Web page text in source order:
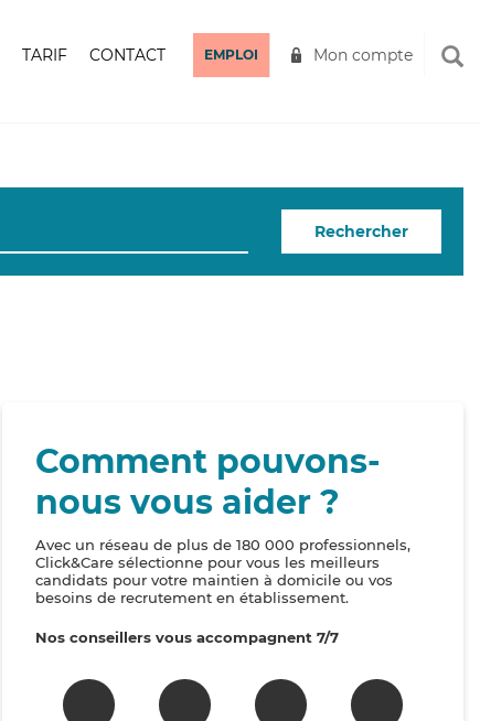
TARIF CONTACT EMPLOI Mon compte
Rechercher
Comment pouvons-
nous vous aider ?
Avec un réseau de plus de 180 000 professionnels,
Click&Care sélectionne pour vous les meilleurs
candidats pour votre maintien à domicile ou vos
besoins de recrutement en établissement.
Nos conseillers vous accompagnent 7/7